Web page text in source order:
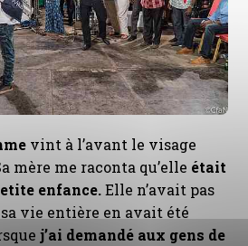
vint à l’avant le visage
mère me raconta qu’elle était
enfance.Elle n’avait pas
vie entière en avait été
j’ai demandé aux gens de